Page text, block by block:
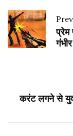
प्रेम
करंट लगने से